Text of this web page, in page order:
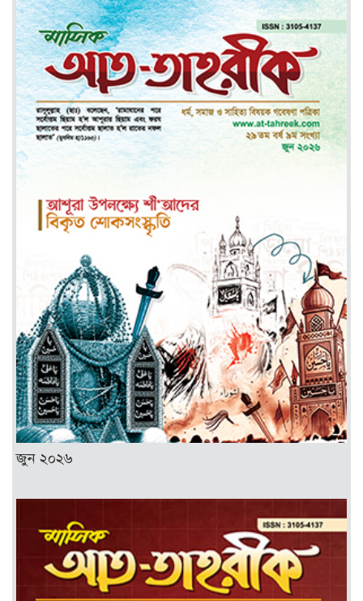
জুন ২০২৬